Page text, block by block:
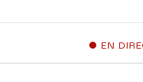
EN